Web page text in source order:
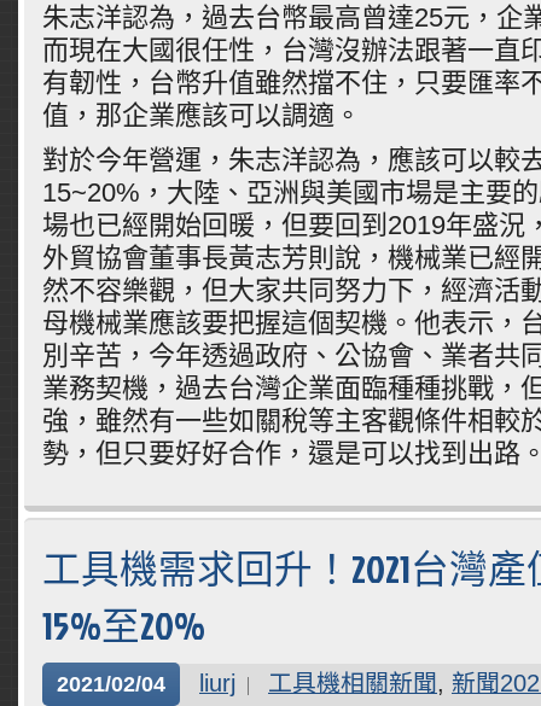
朱志洋認為，過去台幣最高曾達25元，企
而現在大國很任性，台灣沒辦法跟著一直
有韌性，台幣升值雖然擋不住，只要匯率
值，那企業應該可以調適。
對於今年營運，朱志洋認為，應該可以較
15~20%，大陸、亞洲與美國市場是主要
場也已經開始回暖，但要回到2019年盛況
外貿協會董事長黃志芳則說，機械業已經
然不容樂觀，但大家共同努力下，經濟活
母機械業應該要把握這個契機。他表示，
別辛苦，今年透過政府、公協會、業者共
業務契機，過去台灣企業面臨種種挑戰，
強，雖然有一些如關稅等主客觀條件相較
勢，但只要好好合作，還是可以找到出路
工具機需求回升！2021台灣
15%至20%
2021/02/04 liurj 工具機相關新聞, 新聞